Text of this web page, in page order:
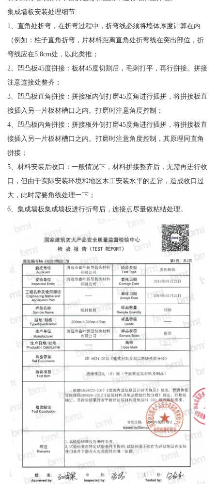
集成墙板安装处理细节:
1、直角处折弯，在折弯过程中，折弯线必须将墙体厚度计算在内
（例如：柱子直角折弯，片材料距离直角处折弯线在突出部位，折
弯线应在5.8cm处，以此类推；
2、凹凸板45度拼接：板材45度切割后，毛刺打平，再行拼接。拼接
注意连接处整齐；
3、凹凸板直角拼接：拼接板内侧打磨45度角进行插拼，将拼接板直
接插入另一片板材槽口之内。打磨时注意角度控制；
4、凹凸板内角拼接：拼接板外侧打磨45度角进行插拼，将拼接板直
接插入另一片板材槽口之内。打磨时注意角度控制，其原理同直角
拼接；
5、材料安装后收口：一般情况下，材料拼接整齐后，无需再进行收
口，但由于实际安装环境和地区木工安装水平的差异，造成收口过
大，此时需要角线处理一下；
6、集成墙板集成墙板进行折弯后，连接点尽量做粘结处理。